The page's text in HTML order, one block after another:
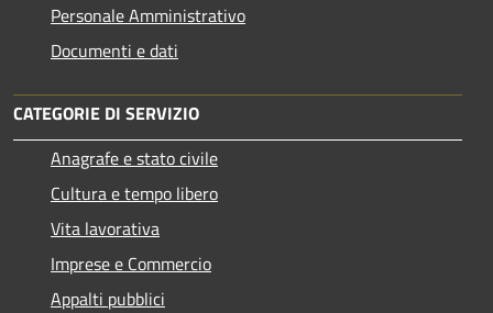
Personale Amministrativo
Documenti e dati
CATEGORIE DI SERVIZIO
Anagrafe e stato civile
Cultura e tempo libero
Vita lavorativa
Imprese e Commercio
Appalti pubblici